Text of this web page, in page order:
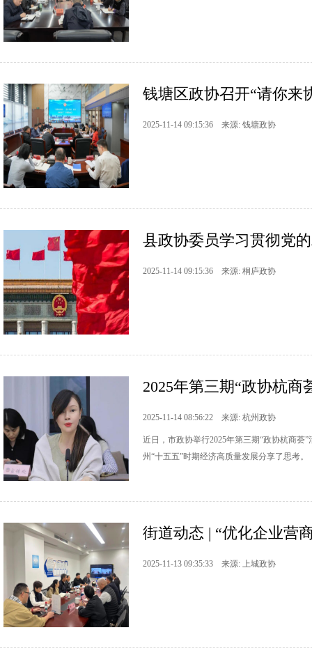
钱塘区政协召开“请你来
2025-11-14 09:15:36 来源: 钱塘政协
县政协委员学习贯彻党
2025-11-14 09:15:36 来源: 桐庐政协
2025年第三期“政协杭商
2025-11-14 08:56:22 来源: 杭州政协
近日，市政协举行2025年第三期“政协杭商荟
州“十五五”时期经济高质量发展分享了思考。
街道动态 | “优化企业
2025-11-13 09:35:33 来源: 上城政协